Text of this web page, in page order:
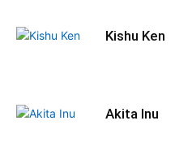
Kishu Ken
Akita Inu